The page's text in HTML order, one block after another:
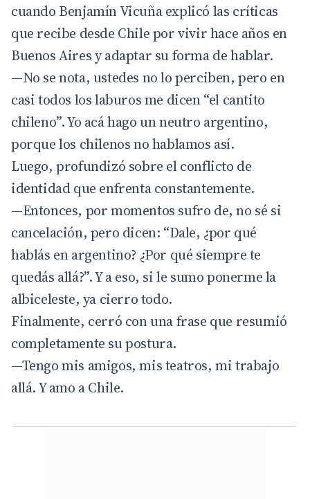
cuando Benjamín Vicuña explicó las críticas
que recibe desde Chile por vivir hace años en
Buenos Aires y adaptar su forma de hablar.
—No se nota, ustedes no lo perciben, pero en
casi todos los laburos me dicen “el cantito
chileno”. Yo acá hago un neutro argentino,
porque los chilenos no hablamos así.
Luego, profundizó sobre el conflicto de
identidad que enfrenta constantemente.
—Entonces, por momentos sufro de, no sé si
cancelación, pero dicen: “Dale, ¿por qué
hablás en argentino? ¿Por qué siempre te
quedás allá?”. Y a eso, si le sumo ponerme la
albiceleste, ya cierro todo.
Finalmente, cerró con una frase que resumió
completamente su postura.
—Tengo mis amigos, mis teatros, mi trabajo
allá. Y amo a Chile.